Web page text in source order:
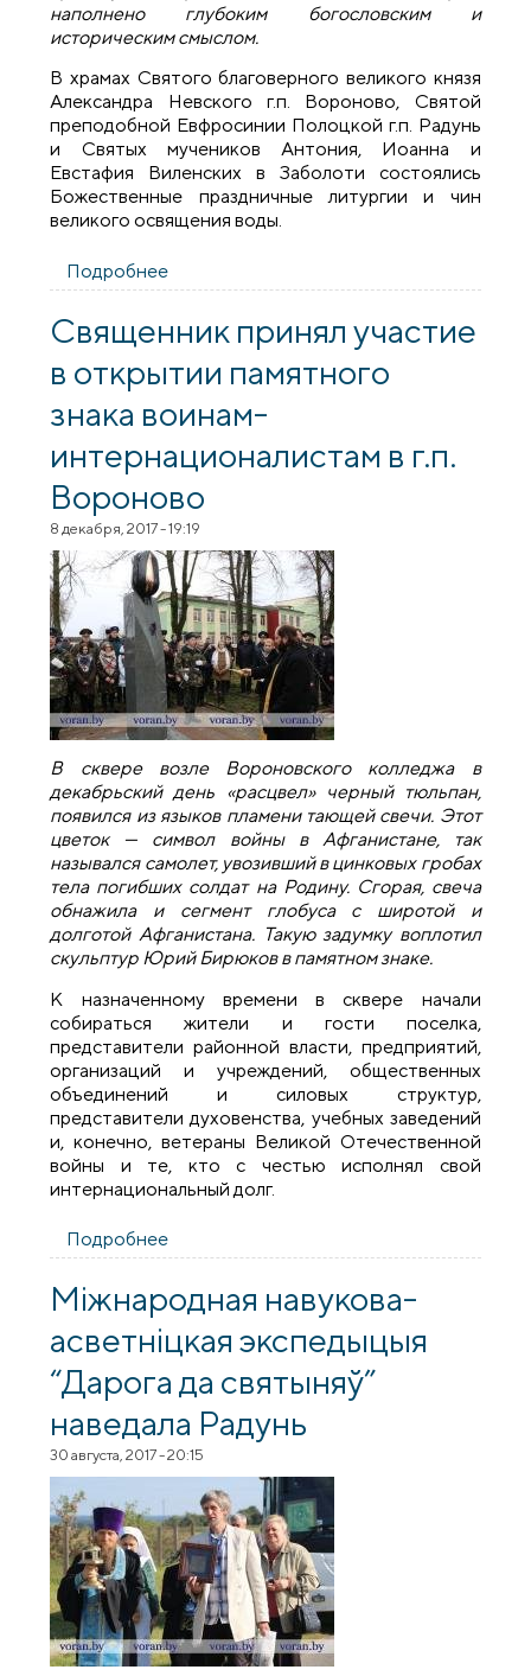
наполнено глубоким богословским и
историческим смыслом.
В храмах Святого благоверного великого князя
Александра Невского г.п. Вороново, Святой
преподобной Евфросинии Полоцкой г.п. Радунь
и Святых мучеников Антония, Иоанна и
Евстафия Виленских в Заболоти состоялись
Божественные праздничные литургии и чин
великого освящения воды.
Подробнее
Вороновского района празднуют
Священник принял участие
в открытии памятного
знака воинам-
интернационалистам в г.п.
Вороново
8 декабря, 2017 - 19:19
В сквере возле Вороновского колледжа в
декабрьский день «расцвел» черный тюльпан,
появился из языков пламени тающей свечи. Этот
цветок — символ войны в Афганистане, так
назывался самолет, увозивший в цинковых гробах
тела погибших солдат на Родину. Сгорая, свеча
обнажила и сегмент глобуса с широтой и
долготой Афганистана. Такую задумку воплотил
скульптур Юрий Бирюков в памятном знаке.
К назначенному времени в сквере начали
собираться жители и гости поселка,
представители районной власти, предприятий,
организаций и учреждений, общественных
объединений и силовых структур,
представители духовенства, учебных заведений
и, конечно, ветераны Великой Отечественной
войны и те, кто с честью исполнял свой
интернациональный долг.
Подробнее
памятного знака воинам-
Міжнародная навукова-
асветніцкая экспедыцыя
“Дарога да святыняў”
наведала Радунь
30 августа, 2017 - 20:15